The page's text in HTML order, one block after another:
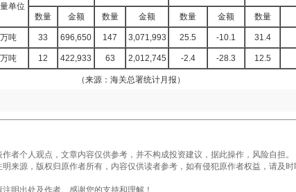
单位
数量 金额 数量 金额 数量 金额 数量
万吨 33 696,650 147 3,071,993 25.5 -10.1 31.4
万吨 12 422,933 63 2,012,745 -2.4 -28.3 12.5
（来源：海关总署统计月报）
个人观点，文章内容仅供参考，并不构成投资建议，据此操作，风险自担。
源，版权归原作者所有，内容仅供读者参考，如有侵犯原作者权益，请及
出处及作者。感谢您的支持和理解！